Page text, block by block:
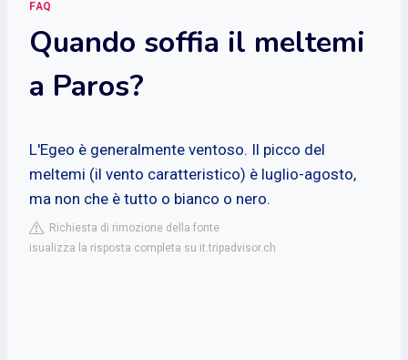
FAQ
Quando soffia il meltemi
a Paros?
L'Egeo è generalmente ventoso. Il picco del
meltemi (il vento caratteristico) è luglio-agosto,
ma non che è tutto o bianco o nero.
Richiesta di rimozione della fonte
isualizza la risposta completa su it.tripadvisor.ch